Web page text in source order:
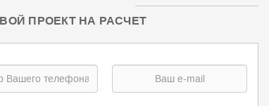
ПРОЕКТ НА РАСЧЕТ